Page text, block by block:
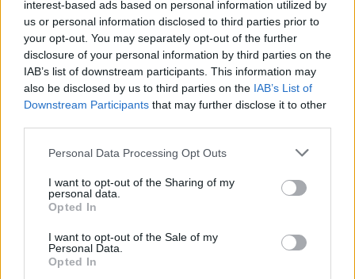
interest-based ads based on personal information utilized by
us or personal information disclosed to third parties prior to
your opt-out. You may separately opt-out of the further
disclosure of your personal information by third parties on the
IAB’s list of downstream participants. This information may
also be disclosed by us to third parties on the IAB’s List of
Downstream Participants that may further disclose it to other
Personal Data Processing Opt Outs
I want to opt-out of the Sharing of my
personal data.
Opted In
I want to opt-out of the Sale of my
Personal Data.
Opted In
In particolare i modelli 27SR50F e 32SR50F sono dotati di un display
IPS in formato 27 e 31.5″ e risoluzione Full HD (1920×1080), mentre
i monitor 32SQ700S e 32SQ780S sono caratterizzati da display VA
31.5″ con risoluzione UHD 4K (3840×2160). Questi ultimi due
I modelli 32SQ780S, 27SR50F, 32SQ700S e 32SR50F sono
disponibili da oggi su LG Online Shop al prezzo consigliato al
Condividi questo articolo: